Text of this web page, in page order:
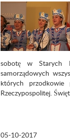
sobotę w Starych
samorządowych
których
Rzeczypospolitej.
05-10-2017